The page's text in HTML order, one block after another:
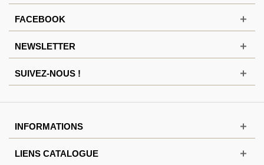
FACEBOOK
NEWSLETTER
SUIVEZ-NOUS !
INFORMATIONS
LIENS CATALOGUE